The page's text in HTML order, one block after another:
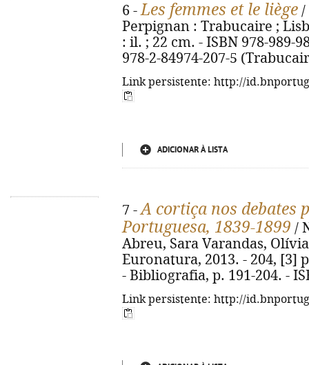
6 -Les femmes et le liège /
Perpignan : Trabucaire ;
: il. ; 22 cm. - ISBN 978-989-
978-2-84974-207-5
Link persistente: http://
ADICIONAR À LISTA
7 -A cortiça nos debates
Portuguesa, 1839-1899 /
Abreu, Sara Varandas,
Euronatura, 2013. - 204, [3]
- Bibliografia, p. 191-204. -
Link persistente: http://